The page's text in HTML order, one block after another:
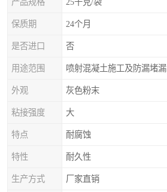
保质期 24个月
是否进口 否
用途范围 喷射混凝土施工及防漏堵漏
外观 灰色粉末
粘接强度 大
特点 耐腐蚀
特性 耐久性
生产方式 厂家直销